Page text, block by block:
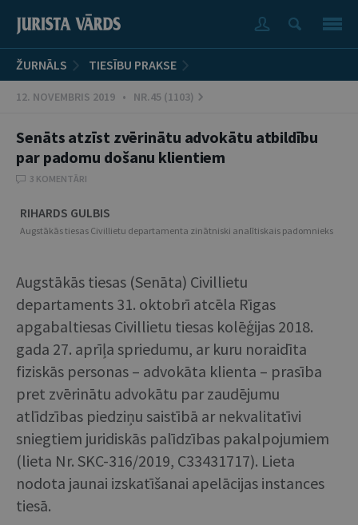
ŽURNĀLS TIESĪBU PRAKSE
12. NOVEMBRIS 2019 • NR.45 (1103)
Senāts atzīst zvērinātu advokātu atbildību
par padomu došanu klientiem
3 KOMENTĀRI
RIHARDS GULBIS
Augstākās tiesas Civillietu departamenta zinātniski analītiskais padomnieks
Augstākās tiesas (Senāta) Civillietu
departaments 31. oktobrī atcēla Rīgas
apgabaltiesas Civillietu tiesas kolēģijas 2018.
gada 27. aprīļa spriedumu, ar kuru noraidīta
fiziskās personas – advokāta klienta – prasība
pret zvērinātu advokātu par zaudējumu
atlīdzības piedziņu saistībā ar nekvalitatīvi
sniegtiem juridiskās palīdzības pakalpojumiem
(lieta Nr. SKC-316/2019, C33431717). Lieta
nodota jaunai izskatīšanai apelācijas instances
tiesā.